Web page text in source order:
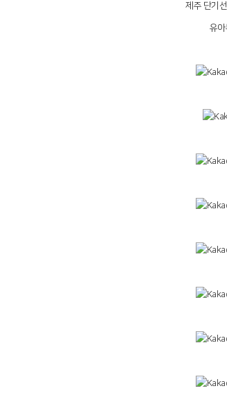
제주 단기
유아